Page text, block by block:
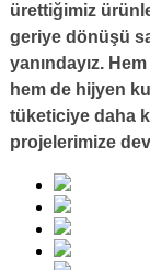
ürettiğimiz
geriye dönüşü
yanındayız.
hem de hijyen
tüketiciye daha
projelerimize